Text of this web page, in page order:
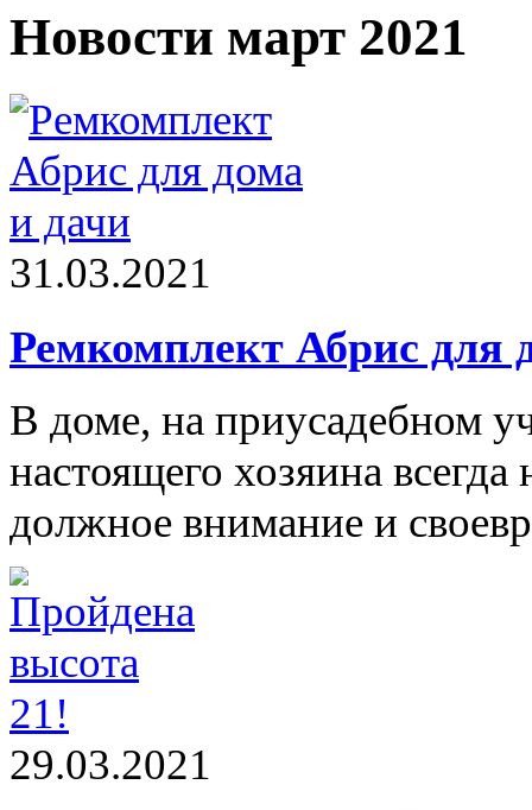
Новости март 2021
31.03.2021
Ремкомплект Абрис для
В доме, на приусадебном
настоящего хозяина
должное внимание и
29.03.2021